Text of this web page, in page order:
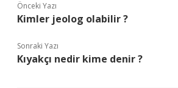
Önceki Yazı
Kimler jeolog olabilir ?
Sonraki Yazı
Kıyakçı nedir kime denir ?